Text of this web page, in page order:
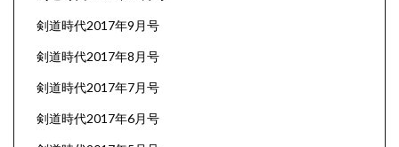
剣道時代2017年9月号
剣道時代2017年8月号
剣道時代2017年7月号
剣道時代2017年6月号